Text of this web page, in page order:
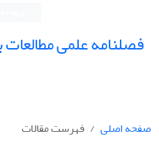
فصلنامه علمی
صفحه اصلی
فهرست مقالات